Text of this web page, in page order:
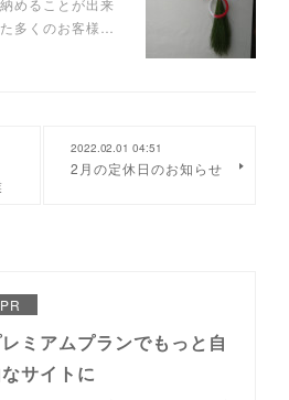
めることが出来
多くのお客様…
2022.02.01 04:51
2月の定休日のお知らせ
PR
ミアムプランでもっと自
サイトに